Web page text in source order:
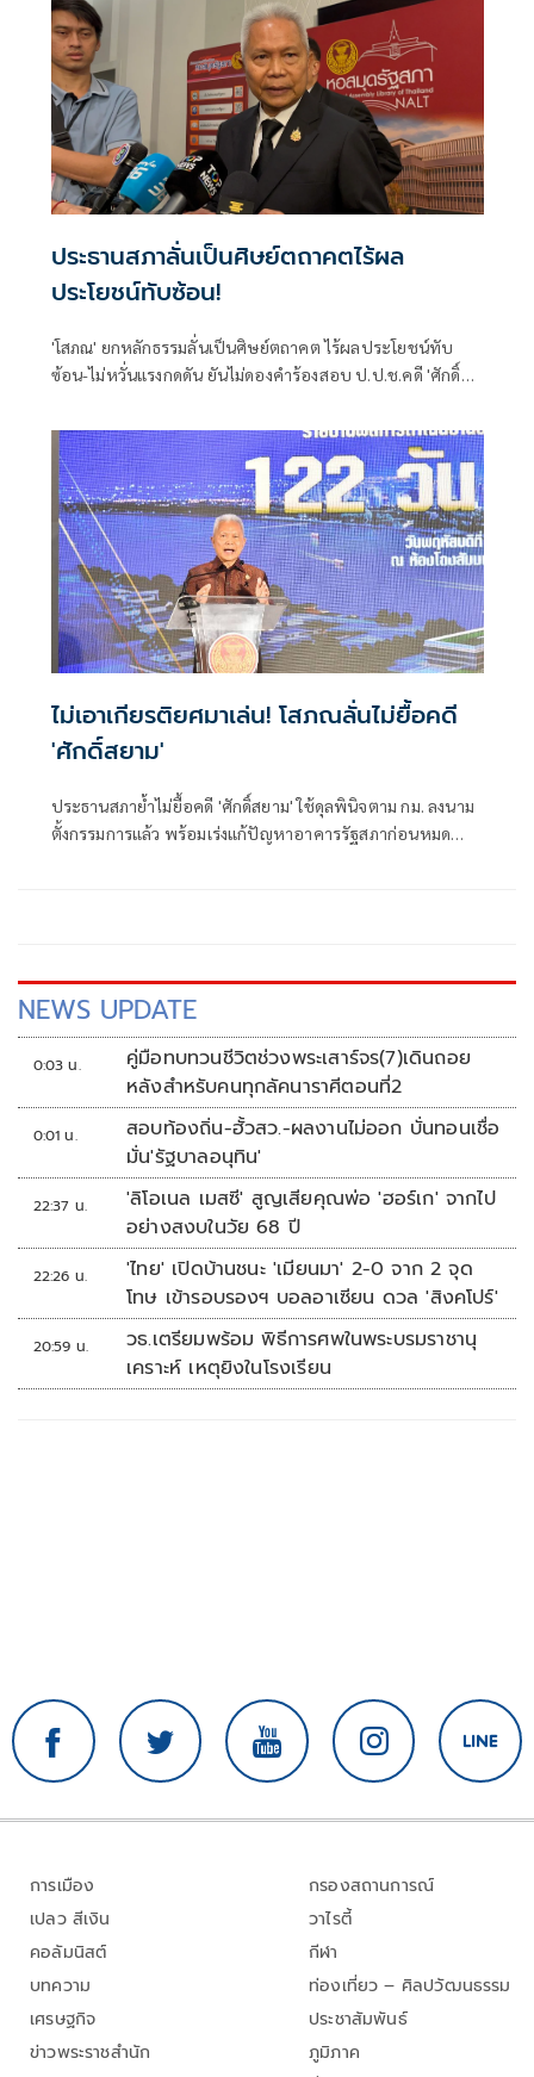
ประธานสภาลั่นเป็นศิษย์ตถาคตไร้ผล
ประโยชน์ทับซ้อน!
'โสภณ' ยกหลักธรรมลั่นเป็นศิษย์ตถาคต ไร้ผลประโยชน์ทับ
ซ้อน-ไม่หวั่นแรงกดดัน ยันไม่ดองคำร้องสอบ ป.ป.ช.คดี 'ศักดิ์
กฎหมายไม่ใช่อารมณ์
ไม่เอาเกียรติยศมาเล่น! โสภณลั่นไม่ยื้อคดี
'ศักดิ์สยาม'
ประธานสภาย้ำไม่ยื้อคดี 'ศักดิ์สยาม' ใช้ดุลพินิจตาม กม. ลงนาม
ตั้งกรรมการแล้ว พร้อมเร่งแก้ปัญหาอาคารรัฐสภาก่อนหมด
NEWS UPDATE
0:03 น.
คู่มือทบทวนชีวิตช่วงพระเสาร์จร(7)เดินถอย
หลังสำหรับคนทุกลัคนาราศีตอนที่2
0:01 น.
สอบท้องถิ่น-ฮั้วสว.-ผลงานไม่ออก บั่นทอนเชื่อ
มั่น'รัฐบาลอนุทิน'
22:37 น.
'ลิโอเนล เมสซี' สูญเสียคุณพ่อ 'ฮอร์เก' จากไป
อย่างสงบในวัย 68 ปี
22:26 น.
'ไทย' เปิดบ้านชนะ 'เมียนมา' 2-0 จาก 2 จุด
โทษ เข้ารอบรองฯ บอลอาเซียน ดวล 'สิงคโปร์'
20:59 น.
วธ.เตรียมพร้อม พิธีการศพในพระบรมราชานุ
เคราะห์ เหตุยิงในโรงเรียน
การเมือง
เปลว สีเงิน
คอลัมนิสต์
บทความ
เศรษฐกิจ
ข่าวพระราชสำนัก
กรองสถานการณ์
วาไรตี้
กีฬา
ท่องเที่ยว – ศิลปวัฒนธรรม
ประชาสัมพันธ์
ภูมิภาค